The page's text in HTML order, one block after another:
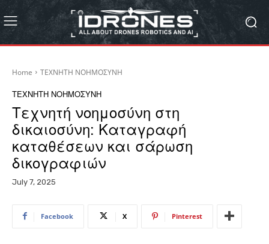
Home ΤΕΧΝΗΤΗ ΝΟΗΜΟΣΥΝΗ
ΤΕΧΝΗΤΗ ΝΟΗΜΟΣΥΝΗ
Τεχνητή νοημοσύνη στη
δικαιοσύνη: Καταγραφή
καταθέσεων και σάρωση
δικογραφιών
July 7, 2025
Facebook X Pinterest